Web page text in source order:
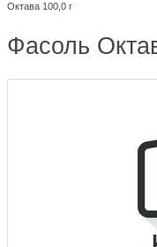
Октава 100,0 г
Фасоль